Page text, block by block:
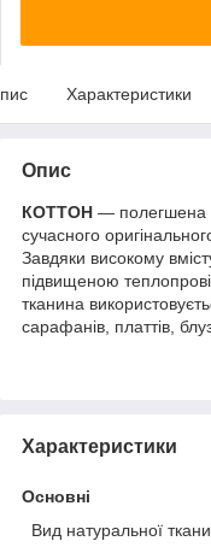
Характеристики
Опис
КОТТОН — полегшена
сучасного
Завдяки високому
підвищеною
тканина
сарафанів, платтів,
Характеристики
Основні
Вид натуральної